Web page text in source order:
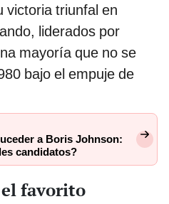
victoria triunfal en
liderados por
mayoría que no se
bajo el empuje de
a Boris Johnson:
candidatos?
el favorito